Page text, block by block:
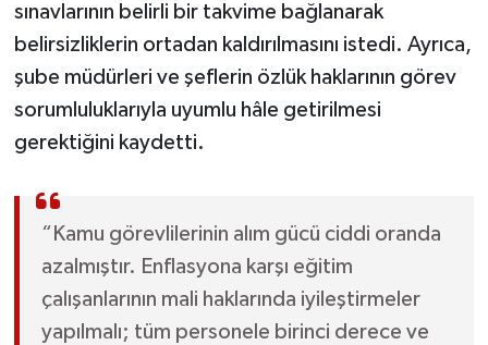
sınavlarının belirli bir takvime bağlanarak
belirsizliklerin ortadan kaldırılmasını istedi. Ayrıca,
şube müdürleri ve şeflerin özlük haklarının görev
sorumluluklarıyla uyumlu hâle getirilmesi
gerektiğini kaydetti.
“Kamu görevlilerinin alım gücü ciddi oranda
azalmıştır. Enflasyona karşı eğitim
çalışanlarının mali haklarında iyileştirmeler
yapılmalı; tüm personele birinci derece ve